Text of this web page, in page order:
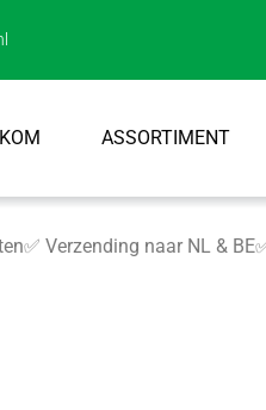
ASSORTIMENT
✅ Verzending naar NL & BE